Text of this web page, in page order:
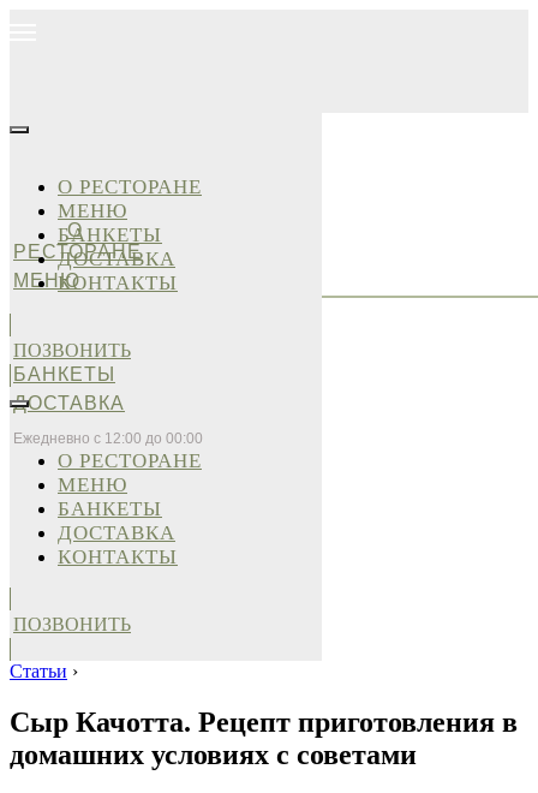
О
РЕСТОРАНЕ
МЕНЮ
БАНКЕТЫ
ДОСТАВКА
Ежедневно с 12:00 до 00:00
О РЕСТОРАНЕ
МЕНЮ
БАНКЕТЫ
ДОСТАВКА
КОНТАКТЫ
ПОЗВОНИТЬ
О РЕСТОРАНЕ
МЕНЮ
БАНКЕТЫ
ДОСТАВКА
КОНТАКТЫ
ПОЗВОНИТЬ
Статьи ›
Сыр Качотта. Рецепт приготовления в
домашних условиях с советами